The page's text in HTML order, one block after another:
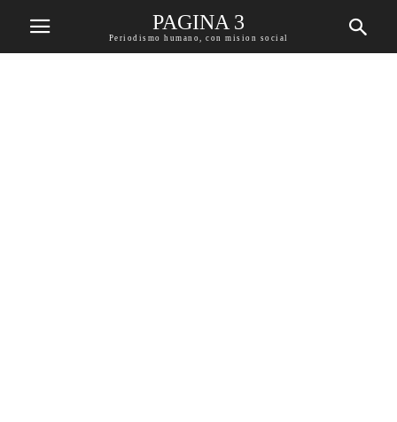
PAGINA 3
Periodismo humano, con mision social